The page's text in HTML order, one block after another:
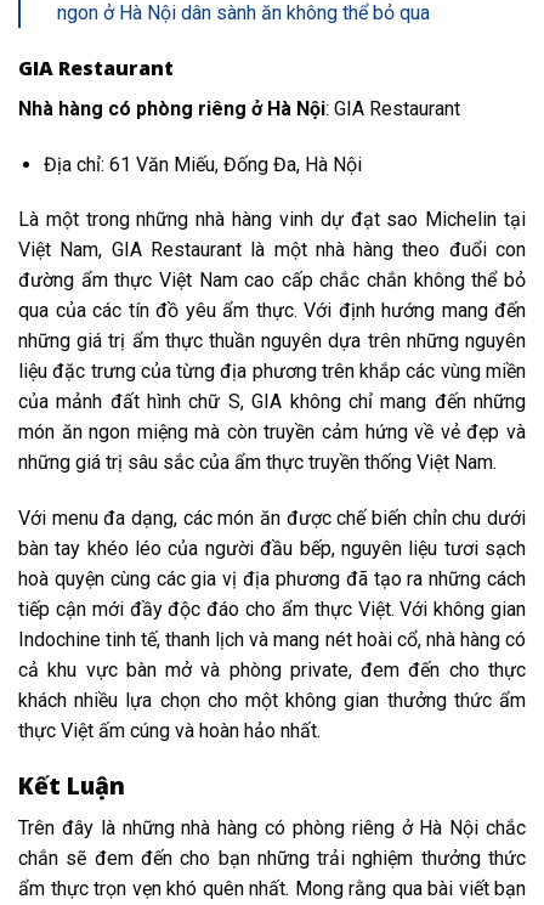
ngon ở Hà Nội dân sành ăn không thể bỏ qua
GIA Restaurant
Nhà hàng có phòng riêng ở Hà Nội: GIA Restaurant
Địa chỉ: 61 Văn Miếu, Đống Đa, Hà Nội
Là một trong những nhà hàng vinh dự đạt sao Michelin tại
Việt Nam, GIA Restaurant là một nhà hàng theo đuổi con
đường ẩm thực Việt Nam cao cấp chắc chắn không thể bỏ
qua của các tín đồ yêu ẩm thực. Với định hướng mang đến
những giá trị ẩm thực thuần nguyên dựa trên những nguyên
liệu đặc trưng của từng địa phương trên khắp các vùng miền
của mảnh đất hình chữ S, GIA không chỉ mang đến những
món ăn ngon miệng mà còn truyền cảm hứng về vẻ đẹp và
những giá trị sâu sắc của ẩm thực truyền thống Việt Nam.
Với menu đa dạng, các món ăn được chế biến chỉn chu dưới
bàn tay khéo léo của người đầu bếp, nguyên liệu tươi sạch
hoà quyện cùng các gia vị địa phương đã tạo ra những cách
tiếp cận mới đầy độc đáo cho ẩm thực Việt.Với không gian
Indochine tinh tế, thanh lịch và mang nét hoài cổ, nhà hàng có
cả khu vực bàn mở và phòng private, đem đến cho thực
khách nhiều lựa chọn cho một không gian thưởng thức ẩm
thực Việt ấm cúng và hoàn hảo nhất.
Kết Luận
Trên đây là những nhà hàng có phòng riêng ở Hà Nội chắc
chắn sẽ đem đến cho bạn những trải nghiệm thưởng thức
ẩm thực trọn vẹn khó quên nhất. Mong rằng qua bài viết bạn